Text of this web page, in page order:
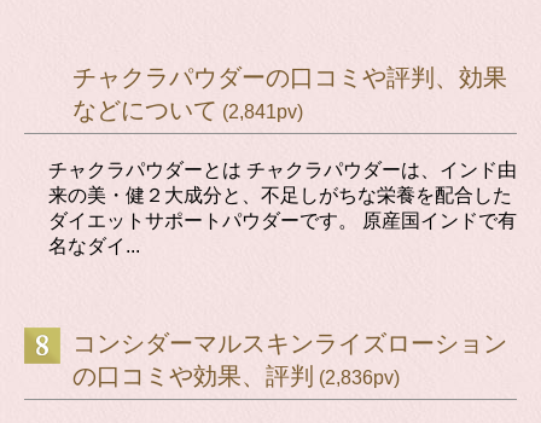
チャクラパウダーの口コミや評判、効果
などについて (2,841pv)
チャクラパウダーとは チャクラパウダーは、インド由
来の美・健２大成分と、不足しがちな栄養を配合した
ダイエットサポートパウダーです。 原産国インドで有
名なダイ...
コンシダーマルスキンライズローション
の口コミや効果、評判 (2,836pv)